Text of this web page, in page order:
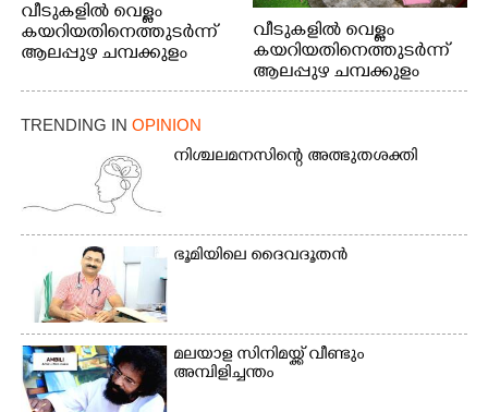
വീടുകളിൽ വെള്ളം
കയറിയതിനെത്തുടർന്ന്
ആലപ്പുഴ ചമ്പക്കുളം
പോരൂക്കര സെൻട്രൽ
സ്കൂളിലെ ദുരിതാശ്വാസ
ക്യാമ്പിലെത്തിയവർ
വസ്ത്രങ്ങൾ
ഉണക്കാനിട്ടിരിക്കുന്ന
ഗോൾപോസ്റ്റിന് മുന്നിൽ
ഫുട്ബോൾ കളികളിൽ
ഏർപ്പെട്ടിരിക്കുന്ന
കുട്ടികൾ
വീടുകളിൽ വെള്ളം
കയറിയതിനെത്തുടർന്ന്
ആലപ്പുഴ ചമ്പക്കുളം
ഫാദർ തോമസ്
ക്യാമ്പിലെത്തിയവർ മഴ
ഉണക്കാനിടുന്ന കാഴ്ച.
TRENDING IN OPINION
നിശ്ചലമനസിന്റെ അത്ഭുതശക്തി
ഭൂ​മി​യി​ലെ​ ​ദൈ​വദൂതൻ
മലയാള സിനിമയ്ക്ക് വീണ്ടും
അമ്പിളിച്ചന്തം